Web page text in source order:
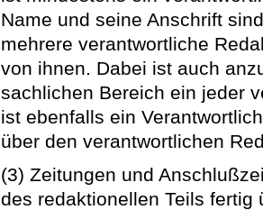
Name und seine Anschrift
mehrere verantwortliche
von ihnen. Dabei ist auch
sachlichen Bereich ein jeder
ist ebenfalls ein
über den verantwortlichen
(3) Zeitungen und
des redaktionellen Teils